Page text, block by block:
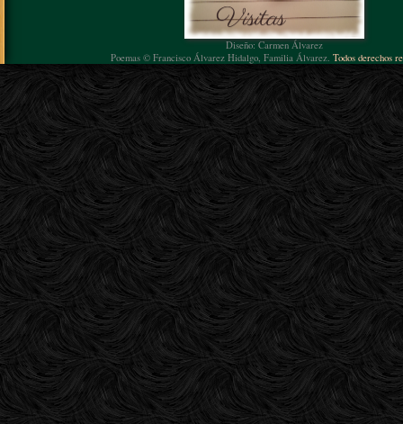
Diseño: Carmen Álvarez
Poemas © Francisco Álvarez Hidalgo, Familia Álvarez. Todos derechos